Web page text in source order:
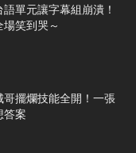
單元讓字幕組崩潰！
笑到哭～
哥擺爛技能全開！一張
答案